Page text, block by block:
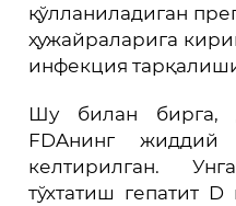
қўлланиладиган
ҳужайраларига
инфекция
Шу билан бирга,
FDAнинг жиддий
келтирилган.
тўхтатиш гепатит